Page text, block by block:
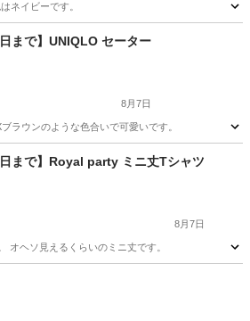
ネイビーです。
カーディガン ネイビー
日まで】UNIQLO セーター
8月7日
ラウンのような色合いで可愛いです。
セーター
日まで】Royal party ミニ丈Tシャツ
8月7日
オヘソ見えるくらいのミニ丈です。